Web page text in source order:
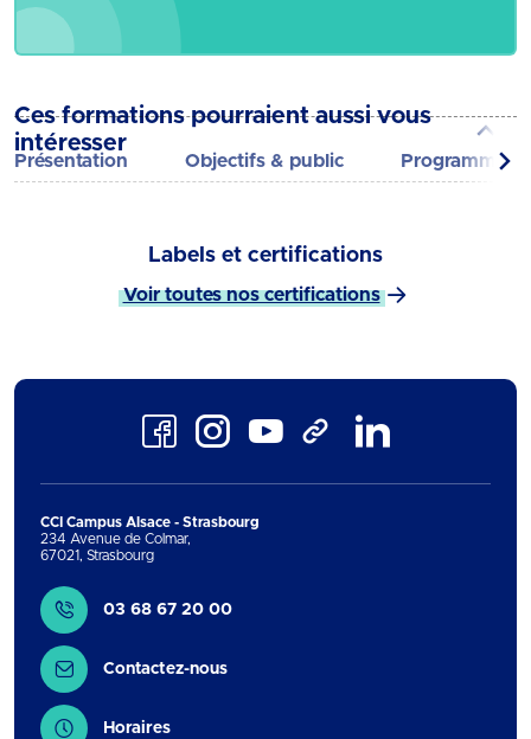
Présentation Objectifs & public Programme
Ces formations pourraient aussi vous
intéresser
Labels et certifications
Voir toutes nos certifications
FacebookInstagramYoutube TikTok
CCI Campus Alsace - Strasbourg
234 Avenue de Colmar,
67021, Strasbourg
Contact
03 68 67 20 00
Contactez-nous
Horaires